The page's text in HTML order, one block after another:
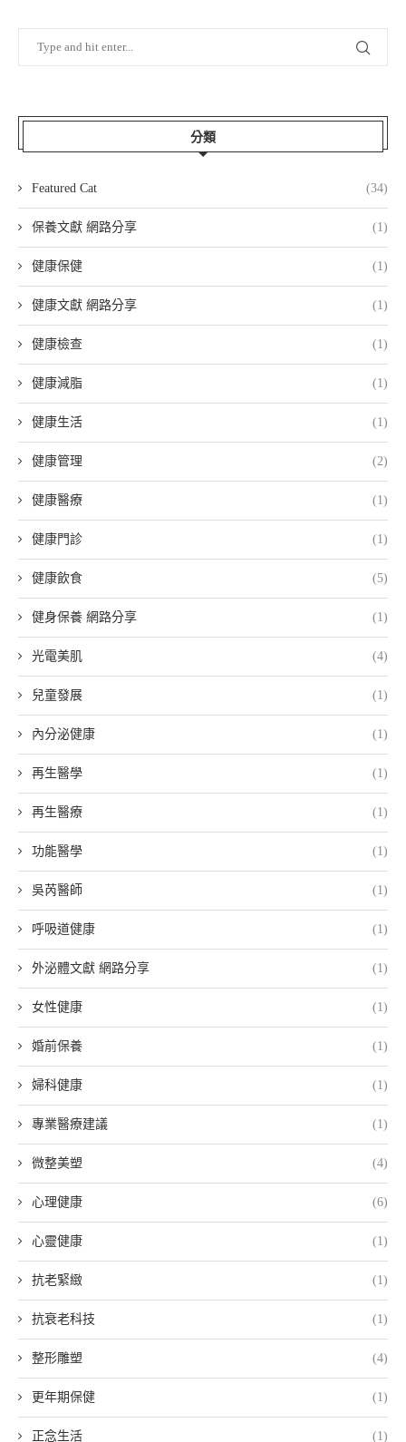
分類
Featured Cat (34)
保養文獻 網路分享 (1)
健康保健 (1)
健康文獻 網路分享 (1)
健康檢查 (1)
健康減脂 (1)
健康生活 (1)
健康管理 (2)
健康醫療 (1)
健康門診 (1)
健康飲食 (5)
健身保養 網路分享 (1)
光電美肌 (4)
兒童發展 (1)
內分泌健康 (1)
再生醫學 (1)
再生醫療 (1)
功能醫學 (1)
吳芮醫師 (1)
呼吸道健康 (1)
外泌體文獻 網路分享 (1)
女性健康 (1)
婚前保養 (1)
婦科健康 (1)
專業醫療建議 (1)
微整美塑 (4)
心理健康 (6)
心靈健康 (1)
抗老緊緻 (1)
抗衰老科技 (1)
整形雕塑 (4)
更年期保健 (1)
正念生活 (1)